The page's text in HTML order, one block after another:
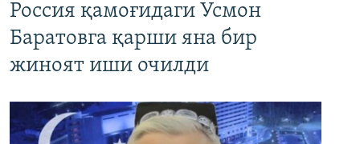
Россия қамоғидаги Усмон
Баратовга қарши яна бир
жиноят иши очилди